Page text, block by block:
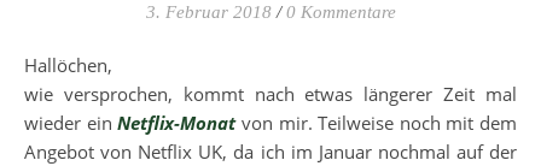
3. Februar 2018 / 0 Kommentare
Hallöchen,
wie versprochen, kommt nach etwas längerer Zeit mal
wieder einNetflix-Monatvon mir. Teilweise noch mit dem
Angebot von Netflix UK, da ich im Januar nochmal auf der